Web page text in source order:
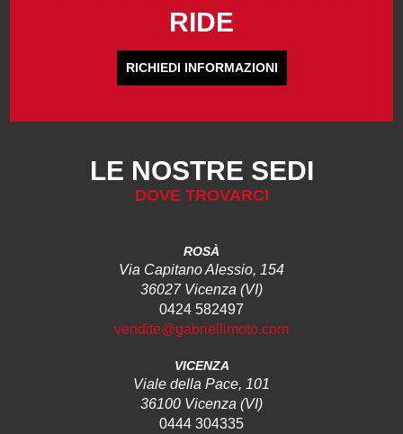
RIDE
RICHIEDI INFORMAZIONI
LE NOSTRE SEDI
DOVE TROVARCI
ROSÀ
Via Capitano Alessio, 154
36027 Vicenza (VI)
0424 582497
vendite@gabriellimoto.com
VICENZA
Viale della Pace, 101
36100 Vicenza (VI)
0444 304335